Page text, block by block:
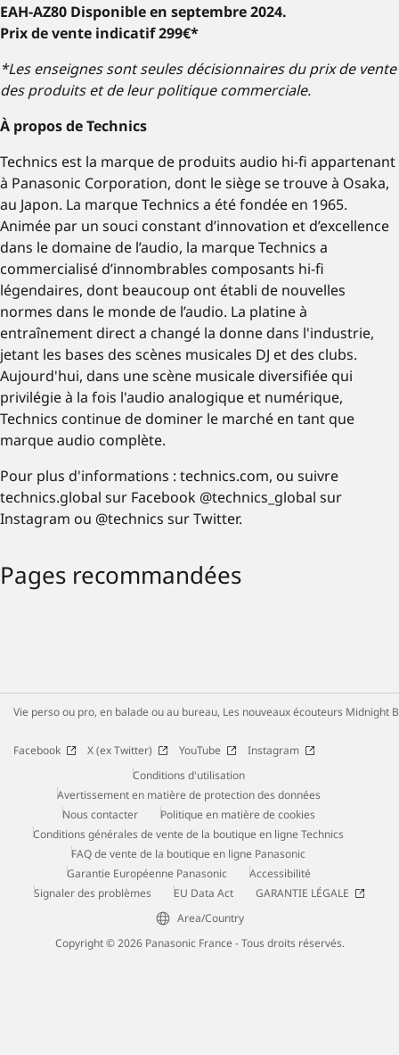
EAH-AZ80 Disponible en septembre 2024.
Prix de vente indicatif 299€*
*Les enseignes sont seules décisionnaires du prix de vente
des produits et de leur politique commerciale.
À propos de Technics
Technics est la marque de produits audio hi-fi appartenant
à Panasonic Corporation, dont le siège se trouve à Osaka,
au Japon. La marque Technics a été fondée en 1965.
Animée par un souci constant d’innovation et d’excellence
dans le domaine de l’audio, la marque Technics a
commercialisé d’innombrables composants hi-fi
légendaires, dont beaucoup ont établi de nouvelles
normes dans le monde de l’audio. La platine à
entraînement direct a changé la donne dans l'industrie,
jetant les bases des scènes musicales DJ et des clubs.
Aujourd'hui, dans une scène musicale diversifiée qui
privilégie à la fois l'audio analogique et numérique,
Technics continue de dominer le marché en tant que
marque audio complète.
Pour plus d'informations : technics.com, ou suivre
technics.global sur Facebook @technics_global sur
Instagram ou @technics sur Twitter.
Pages recommandées
Vie perso ou pro, en balade ou au bureau, Les nouveaux écouteurs Midnight
Facebook X (ex Twitter) YouTube
Instagram
Conditions d'utilisation
Avertissement en matière de protection des données
Nous contacter
Politique en matière de cookies
Conditions générales de vente de la boutique en ligne Technics
FAQ de vente de la boutique en ligne Panasonic
Garantie Européenne Panasonic
Accessibilité
Signaler des problèmes
EU Data Act
GARANTIE LÉGALE
Area/Country
Copyright © 2026 Panasonic France - Tous droits réservés.